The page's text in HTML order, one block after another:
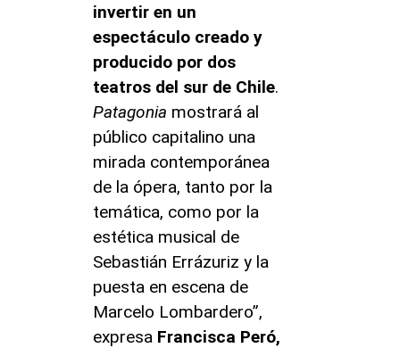
invertir en un
espectáculo creado y
producido por dos
teatros del sur de Chile.
Patagonia mostrará al
público capitalino una
mirada contemporánea
de la ópera, tanto por la
temática, como por la
estética musical de
Sebastián Errázuriz y la
puesta en escena de
Marcelo Lombardero”,
expresa Francisca Peró,